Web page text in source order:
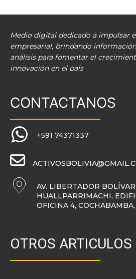
Medio digital dedicado a impulsar
empresarial, brindando
análisis para fomentar el
innovación en el país
CONTACTANOS
+591 74371337
AV. LIBERTADOR
HUALLPARRIMACHI,
OFICINA 4,
OTROS ARTICULOS